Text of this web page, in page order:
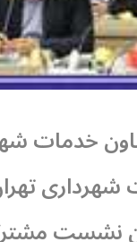
خدمات
نشست